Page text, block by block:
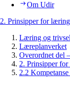
Om Udir
2. Prinsipper for
Læring og trivsel
Læreplanverket
Overordnet del
2. Prinsipper
2.2